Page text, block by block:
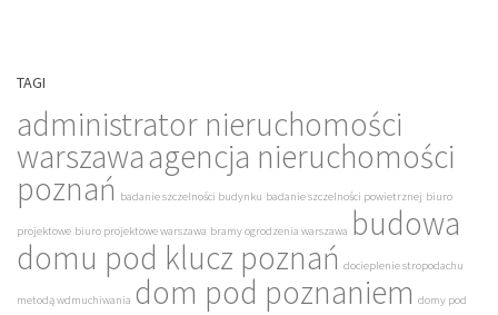
TAGI
administrator nieruchomości
warszawaagencja nieruchomości
poznań badanie szczelności budynku badanie szczelności powietrznej biuro
projektowe biuro projektowe warszawa bramy ogrodzenia warszawa budowa
domu pod klucz poznań docieplenie stropodachu
metodą wdmuchiwania dom pod poznaniem domy pod